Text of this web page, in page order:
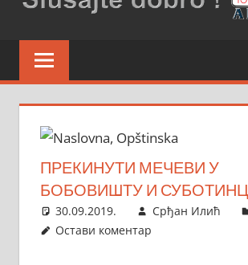
ПРЕКИНУТИ МЕЧЕВИ У
БОБОВИШТУ И
30.09.2019. Срђан Илић
Остави коментар